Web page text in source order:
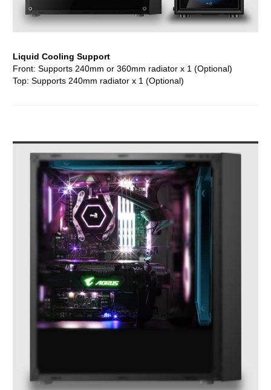
Liquid Cooling Support
Front: Supports 240mm or 360mm radiator x 1 (Optional)
Top: Supports 240mm radiator x 1 (Optional)